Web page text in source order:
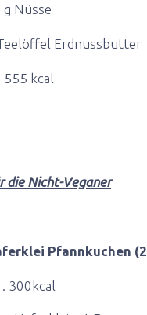
g Nüsse
Erdnussbutter
555 kcal
die Nicht-Veganer
Pfannkuchen
300kcal